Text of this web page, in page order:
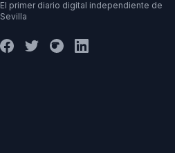
El primer diario digital independiente de
Sevilla